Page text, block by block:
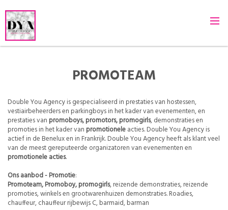
PROMOTEAM
Double You Agency is gespecialiseerd in prestaties van hostessen,
vestiairbeheerders en parkingboys in het kader van evenementen, en
prestaties van promoboys, promotors, promogirls, demonstraties en
promoties in het kader van promotionele acties. Double You Agency is
actief in de Benelux en in Frankrijk. Double You Agency heeft als klant veel
van de meest gereputeerde organizatoren van evenementen en
promotionele acties.
Ons aanbod - Promotie:
Promoteam, Promoboy, promogirls, reizende demonstraties, reizende
promoties, winkels en grootwarenhuizen demonstraties. Roadies,
chauffeur, chauffeur rijbewijs C, barmaid, barman